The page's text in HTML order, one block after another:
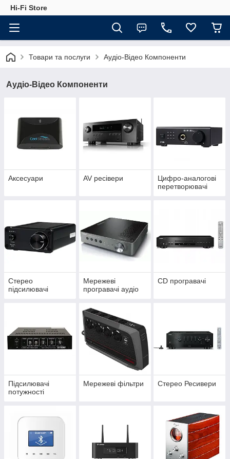
Hi-Fi Store
Товари та послуги Аудіо-Відео Компоненти
Аудіо-Відео Компоненти
Аксесуари AV ресівери
Цифро-аналогові
перетворювачі
Стерео
підсилювачі
Мережеві
програвачі аудіо
CD програвачі
Підсилювачі
потужності
Мережеві фільтри Стерео Ресивери